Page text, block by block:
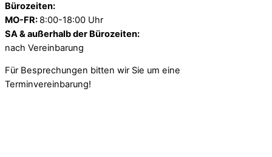
Bürozeiten:
MO-FR: 8:00-18:00 Uhr
SA & außerhalb der Bürozeiten:
nach Vereinbarung
Für Besprechungen bitten wir Sie um eine
Terminvereinbarung!